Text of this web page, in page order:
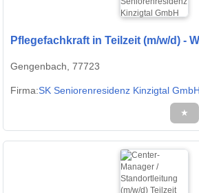
Pflegefachkraft in Teilzeit (m/w/d) -
Gengenbach, 77723
Firma:SK Seniorenresidenz Kinzigtal GmbH
★